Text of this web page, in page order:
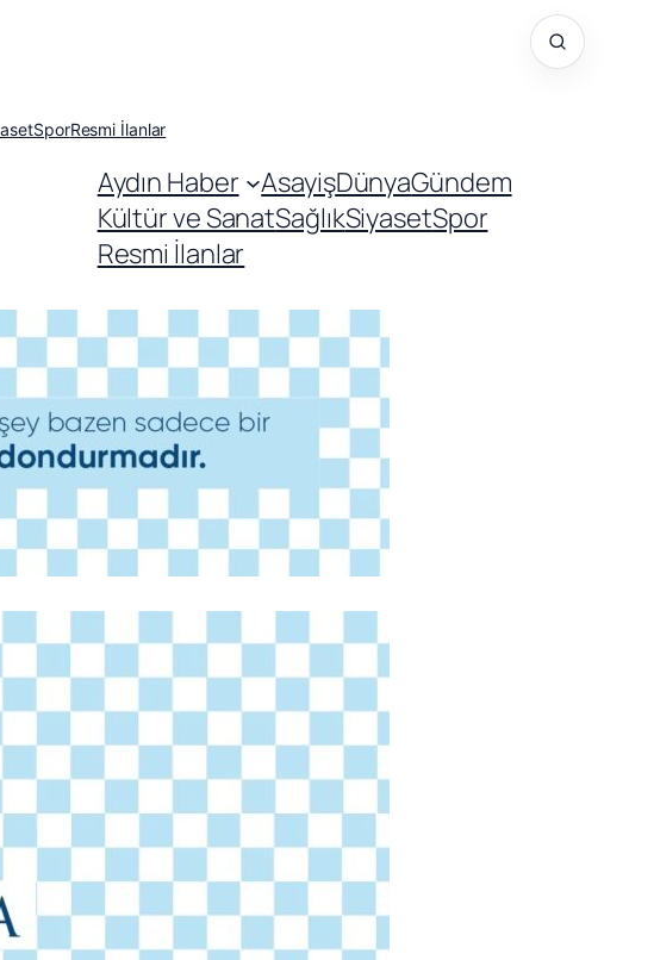
SporResmi İlanlar
Aydın Haber AsayişDünyaGündem
Kültür ve SanatSağlıkSiyasetSpor
Resmi İlanlar